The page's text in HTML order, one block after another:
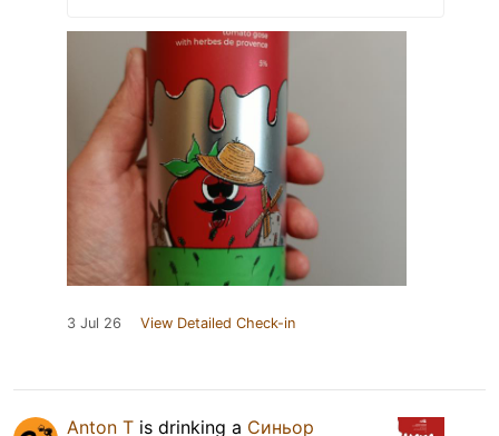
3 Jul 26 View Detailed Check-in
Anton T is drinking a Синьор